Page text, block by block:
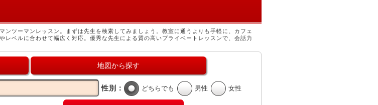
ンツーマンレッスン。まずは先生を検索してみましょう。教室に通うよりも手軽に、カフェ
ベルに合わせて幅広く対応。優秀な先生による質の高いプライベートレッスンで、会話力
地図から探す
性別： どちらでも 男性 女性